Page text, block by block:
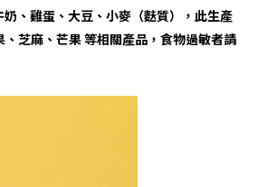
奶、雞蛋、大豆、小麥（麩質），此生產
芝麻、芒果 等相關產品，食物過敏者請